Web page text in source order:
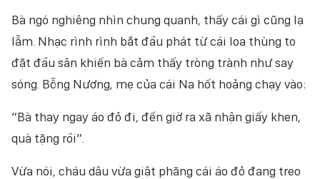
Bà ngó nghiêng nhìn chung quanh, thấy cái gì cũng lạ
lẫm. Nhạc rình rình bắt đầu phát từ cái loa thùng to
đặt đầu sân khiến bà cảm thấy tròng trành như say
sóng. Bỗng Nương, mẹ của cái Na hốt hoảng chạy vào:
“Bà thay ngay áo đỏ đi, đến giờ ra xã nhận giấy khen,
quà tặng rồi”.
Vừa nói, cháu dâu vừa giật phăng cái áo đỏ đang treo